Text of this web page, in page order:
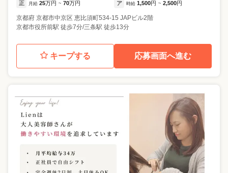
正 月給 25万円 ~ 70万円 ア 時給 1,500円 ~ 2,500円
京都府 京都市中京区 恵比須町534-15 JAPビル2階
京都市役所前駅 徒歩7分/三条駅 徒歩13分
キープする 応募画面へ進む